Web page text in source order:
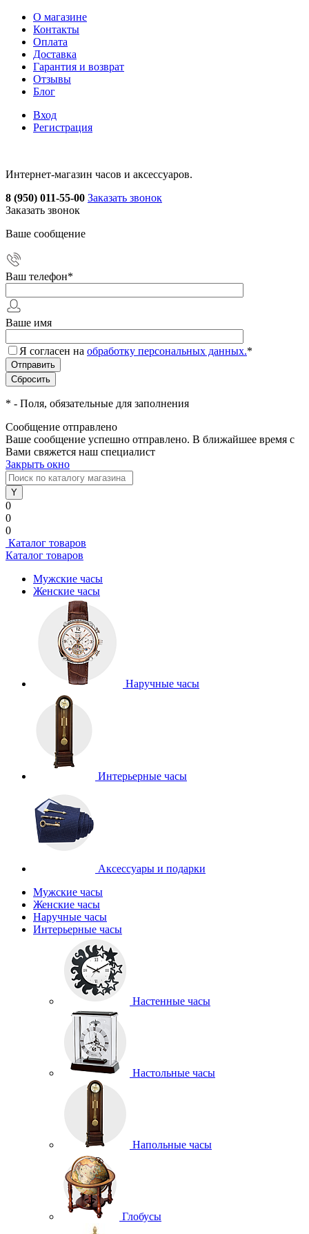
О магазине
Контакты
Оплата
Доставка
Гарантия и возврат
Отзывы
Блог
Вход
Регистрация
Интернет-магазин часов и аксессуаров.
8 (950) 011-55-00 Заказать звонок
Заказать звонок
Ваше сообщение
Ваш телефон*
Ваше имя
Я согласен на обработку персональных данных.*
* - Поля, обязательные для заполнения
Сообщение отправлено
Ваше сообщение успешно отправлено. В ближайшее время с
Вами свяжется наш специалист
Закрыть окно
0
0
0
Каталог товаров
Каталог товаров
Мужские часы
Женские часы
Наручные часы
Интерьерные часы
Аксессуары и подарки
Мужские часы
Женские часы
Наручные часы
Интерьерные часы
Настенные часы
Настольные часы
Напольные часы
Глобусы